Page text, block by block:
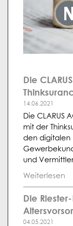
Die
14.06.2021
Die CLARUS
mit der
den digitalen
und
Weiterlesen
Die
04.05.2021